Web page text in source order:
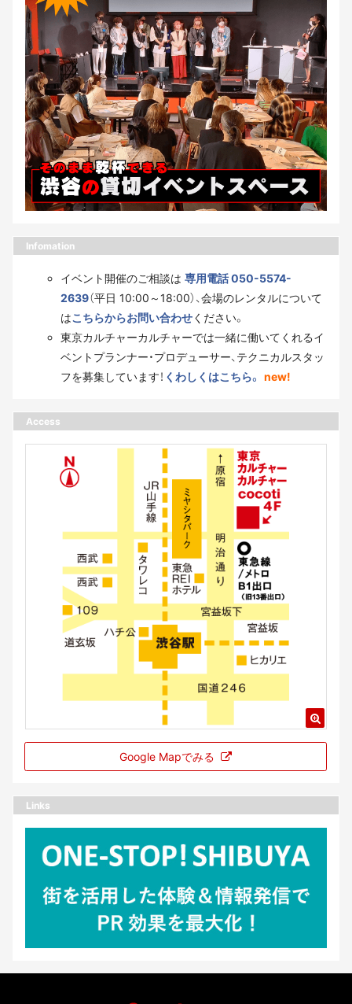
Infomation
イベント開催のご相談は 専用電話 050-5574-
2639（平日 10:00～18:00）、会場のレンタルについて
はこちらからお問い合わせください。
東京カルチャーカルチャーでは一緒に働いてくれるイ
ベントプランナー・プロデューサー、テクニカルスタッ
フを募集しています！ くわしくはこちら。 new!
Access
Google Mapでみる
Links